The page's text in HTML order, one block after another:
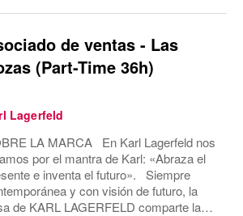
de ventas - Las
(Part-Time 36h)
Lagerfeld
LA MARCA En Karl Lagerfeld nos
por el mantra de Karl: «Abraza el
e inventa el futuro». Siempre
y con visión de futuro, la
de KARL LAGERFELD comparte la